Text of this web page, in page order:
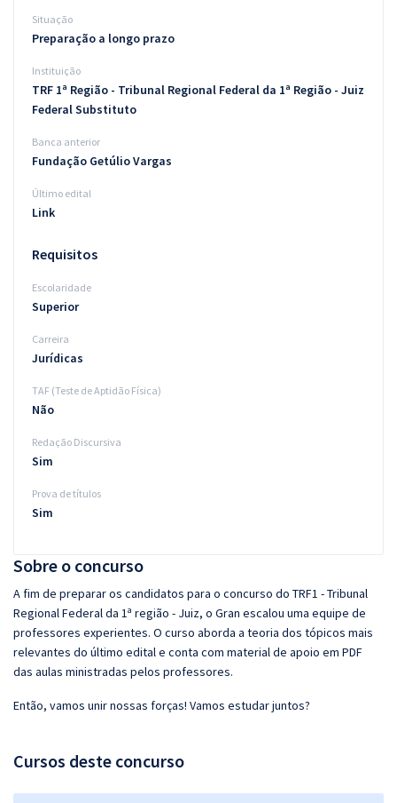
Conteúdo gratuito
Blog
Aprovados
Atendimento
Sobre o concurso
A fim de preparar os candidatos para o concurso do TRF1 - Tribunal
Regional Federal da 1ª região - Juiz, o Gran escalou uma equipe de
professores experientes. O curso aborda a teoria dos tópicos mais
relevantes do último edital e conta com material de apoio em PDF
das aulas ministradas pelos professores.
Então, vamos unir nossas forças! Vamos estudar juntos?
Cursos deste concurso
Situação
Preparação a longo prazo
Instituição
TRF 1ª Região - Tribunal Regional Federal da 1ª Região - Juiz
Federal Substituto
Banca anterior
Fundação Getúlio Vargas
Último edital
Link
Requisitos
Escolaridade
Superior
Carreira
Jurídicas
TAF (Teste de Aptidão Física)
Não
Redação Discursiva
Sim
Prova de títulos
Sim